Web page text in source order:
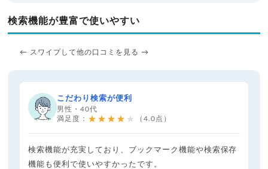
検索機能が豊富で使いやすい
← スワイプして他の口コミを見る →
こだわり検索が便利
男性・40代
満足度： ★★★★★ （4.0点）
検索機能が充実しており、ブックマーク機能や検索保存
機能も便利で使いやすかったです。